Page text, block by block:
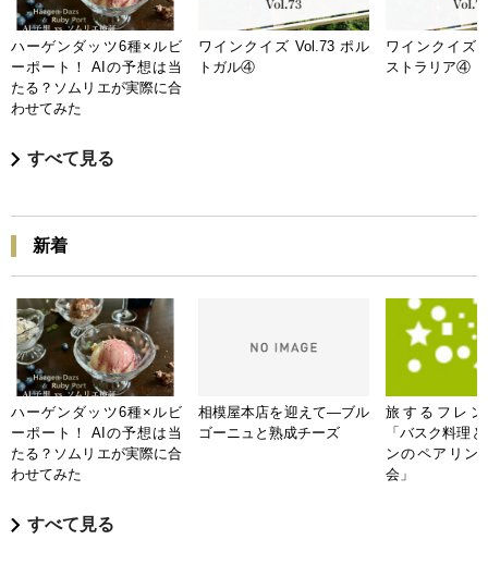
ハーゲンダッツ6種×ルビ
ーポート！ AIの予想は当
たる？ソムリエが実際に合
わせてみた
ワインクイズ Vol.73 ポル
トガル④
ワインクイズ
ストラリア④
すべて見る
新着
ハーゲンダッツ6種×ルビ
ーポート！ AIの予想は当
たる？ソムリエが実際に合
わせてみた
相模屋本店を迎えて―ブル
ゴーニュと熟成チーズ
旅するフレン
「バスク料理
ンのペアリン
会」
すべて見る